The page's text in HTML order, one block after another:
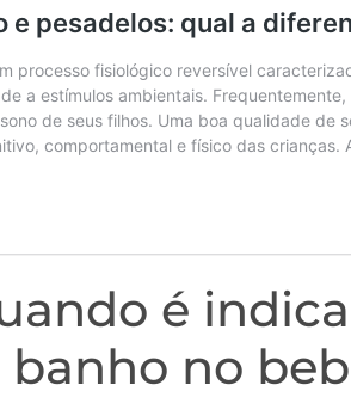
é
no